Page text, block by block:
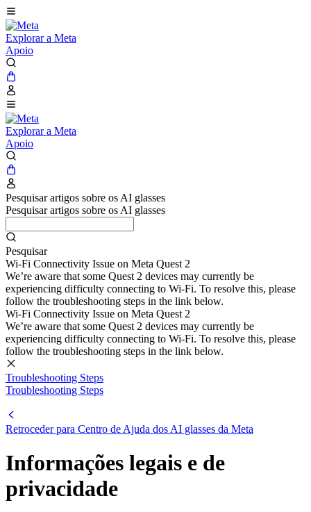
Explorar a Meta
Apoio
Explorar a Meta
Apoio
Pesquisar artigos sobre os AI glasses
Pesquisar artigos sobre os AI glasses
Pesquisar
Wi-Fi Connectivity Issue on Meta Quest 2
We’re aware that some Quest 2 devices may currently be
experiencing difficulty connecting to Wi-Fi. To resolve this, please
follow the troubleshooting steps in the link below.
Wi-Fi Connectivity Issue on Meta Quest 2
We’re aware that some Quest 2 devices may currently be
experiencing difficulty connecting to Wi-Fi. To resolve this, please
follow the troubleshooting steps in the link below.
Troubleshooting Steps
Troubleshooting Steps
Retroceder para Centro de Ajuda dos AI glasses da Meta
Informações legais e de
privacidade